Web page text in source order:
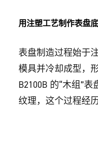
用注塑工艺制作表盘
表盘制造过程始于
模具并冷却成型，
B2100B 的“木组”
纹理，这个过程经